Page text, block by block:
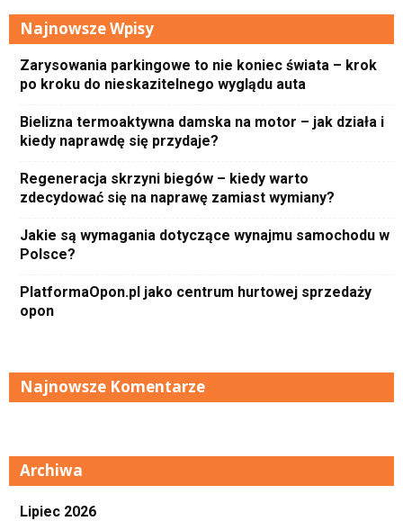
Najnowsze Wpisy
Zarysowania parkingowe to nie koniec świata – krok
po kroku do nieskazitelnego wyglądu auta
Bielizna termoaktywna damska na motor – jak działa i
kiedy naprawdę się przydaje?
Regeneracja skrzyni biegów – kiedy warto
zdecydować się na naprawę zamiast wymiany?
Jakie są wymagania dotyczące wynajmu samochodu w
Polsce?
PlatformaOpon.pl jako centrum hurtowej sprzedaży
opon
Najnowsze Komentarze
Archiwa
Lipiec 2026